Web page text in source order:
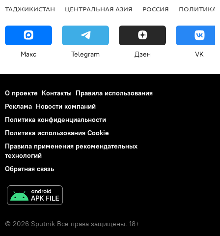
ТАДЖИКИСТАН ЦЕНТРАЛЬНАЯ АЗИЯ РОССИЯ ПОЛИТИКА
Макс Telegram Дзен VK
О проекте Контакты Правила использования
Реклама Новости компаний
Политика конфиденциальности
Политика использования Cookie
Правила применения рекомендательных
технологий
Обратная связь
© 2026 Sputnik Все права защищены. 18+